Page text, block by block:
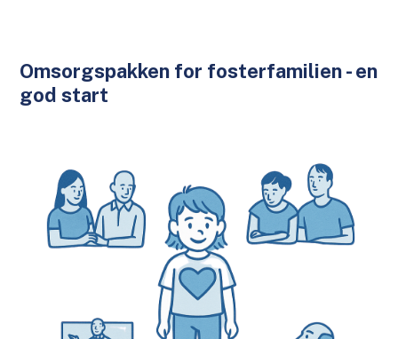
Omsorgspakken for fosterfamilien - en
god start